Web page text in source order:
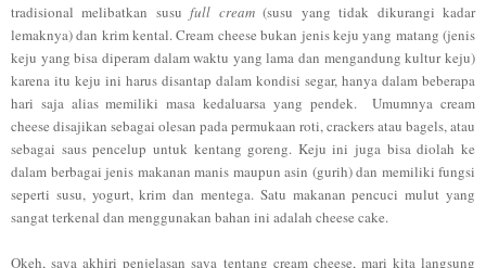
tradisional melibatkan susufull cream(susu yang tidak dikurangi kadar
lemaknya) dan krim kental. Cream cheesebukan jenis keju yang matang (jenis
keju yang bisa diperam dalam waktu yang lama dan mengandung kultur keju)
karena itu keju ini harus disantap dalam kondisi segar, hanya dalam beberapa
hari saja alias memiliki masa kedaluarsa yang pendek. Umumnya cream
cheese disajikan sebagai olesan pada permukaan roti, crackers atau bagels, atau
sebagai saus pencelup untuk kentang goreng. Keju ini juga bisa diolah ke
dalam berbagai jenis makanan manis maupun asin (gurih) dan memiliki fungsi
seperti susu, yogurt, krim dan mentega. Satu makanan pencuci mulut yang
sangat terkenal dan menggunakan bahan ini adalah cheese cake.
Okeh, saya akhiri penjelasan saya tentang cream cheese, mari kita langsung